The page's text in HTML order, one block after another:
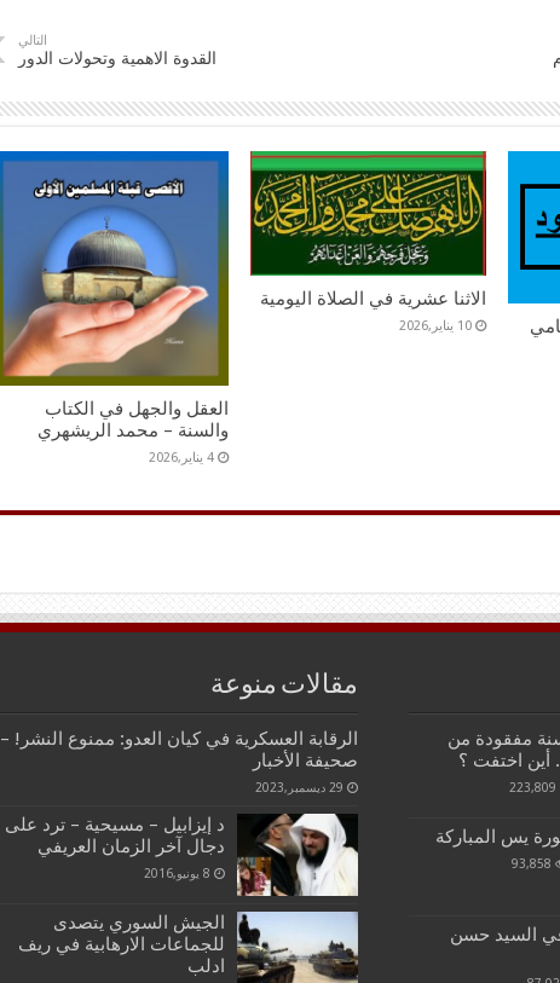
التالي
القدوة الاهمية وتحولات الدور
الاثنا عشرية في الصلاة اليومية
10 يناير,2026
العقل والجهل في الكتاب
والسنة – محمد الريشهري
4 يناير,2026
من 183 سنة مفقودة من
أين اختفت ؟
223,809
يس المباركة
93,858
السيد حسن
مقالات منوعة
الرقابة العسكرية في كيان العدو: ممنوع النشر! –
صحيفة الأخبار
29 ديسمبر,2023
د إيزابيل – مسيحية – ترد على
دجال آخر الزمان العريفي
8 يونيو,2016
الجيش السوري يتصدى
للجماعات الارهابية في ريف
ادلب